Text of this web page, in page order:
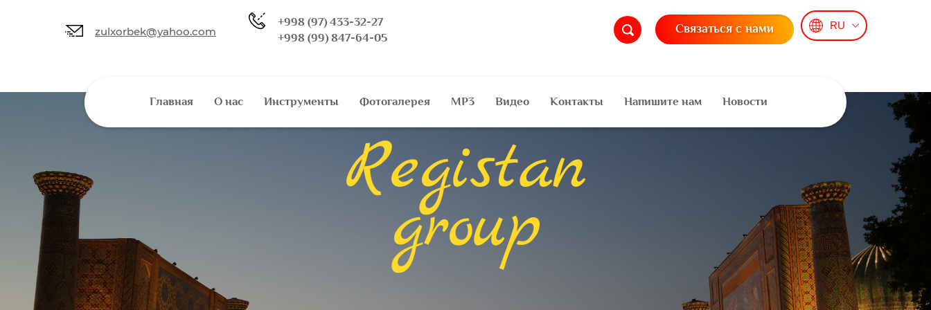
zulxorbek@yahoo.com
+998 (97) 433-32-27
+998 (99) 847-64-05
Связаться с нами RU
Главная О нас Инструменты Фотогалерея MP3 Видео Контакты Напишите нам Новости
Registan
group